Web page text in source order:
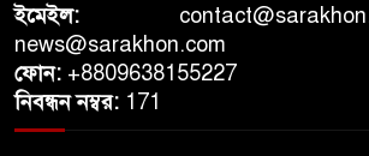
ইমেইল:
news@sarakhon.com
ফোন: +8809638155227
নিবন্ধন নম্বর: 171